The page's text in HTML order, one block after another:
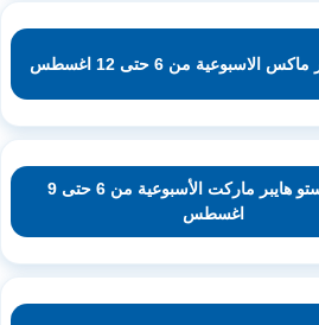
الاسبوعية من 6 حتى 12 اغسطس
عروض نستو هايبر ماركت الأسبوعية من 6 حتى 9
اغسطس